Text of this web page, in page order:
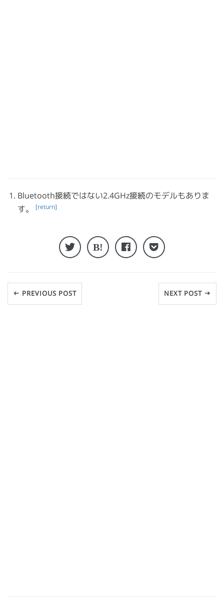
Bluetooth接続ではない2.4GHz接続のモデルもありま
す。
[return]
← PREVIOUS POST NEXT POST →